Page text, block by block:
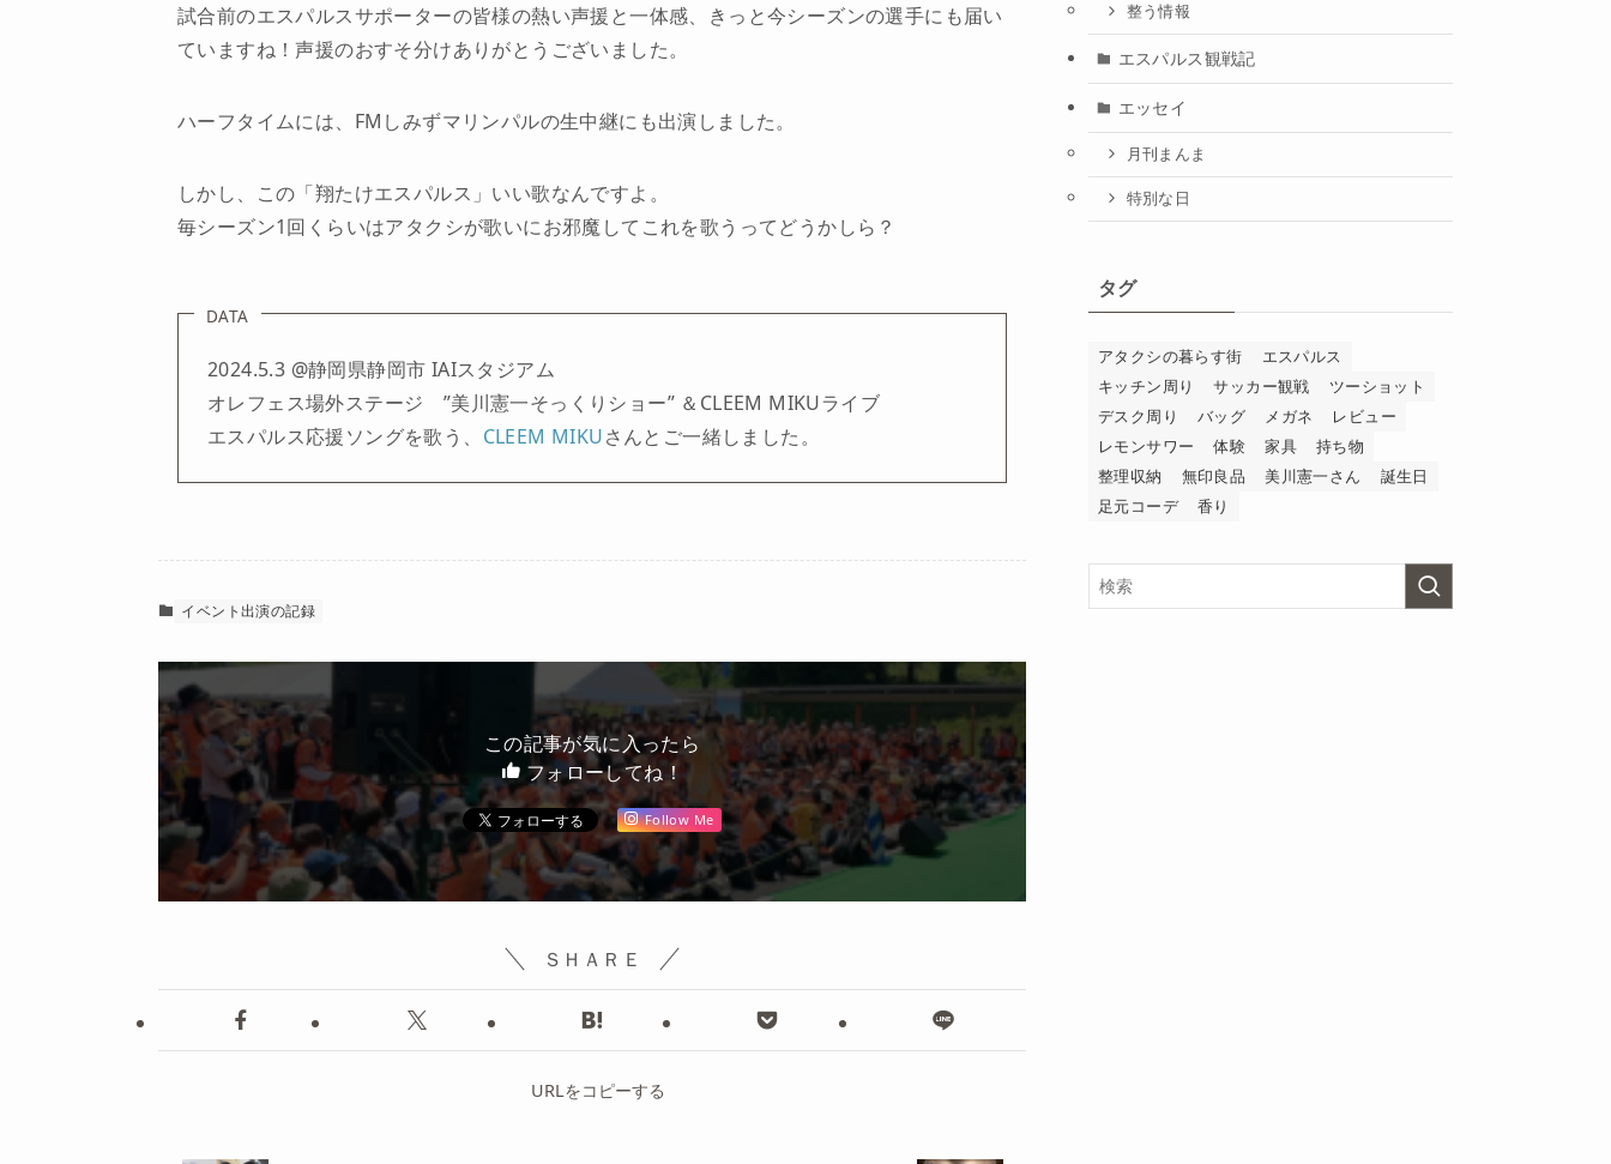
試合前のエスパルスサポーターの皆様の熱い声援と一体感、きっと今シーズンの選手にも届い
ていますね！声援のおすそ分けありがとうございました。
ハーフタイムには、FMしみずマリンパルの生中継にも出演しました。
しかし、この「翔たけエスパルス」いい歌なんですよ。
毎シーズン1回くらいはアタクシが歌いにお邪魔してこれを歌うってどうかしら？
DATA
2024.5.3 @静岡県静岡市 IAIスタジアム
オレフェス場外ステージ ”美川憲一そっくりショー” ＆CLEEM MIKUライブ
エスパルス応援ソングを歌う、 CLEEM MIKUさんとご一緒しました。
イベント出演の記録
この記事が気に入ったら
フォローしてね！
Follow Me
ＳＨＡＲＥ
URLをコピーする
整う情報
エスパルス観戦記
エッセイ
月刊まんま
特別な日
タグ
アタクシの暮らす街
エスパルス
キッチン周り
サッカー観戦
ツーショット
デスク周り
バッグ メガネ
レビュー
レモンサワー
体験 家具
持ち物
整理収納
無印良品 美川憲一さん
誕生日
足元コーデ
香り